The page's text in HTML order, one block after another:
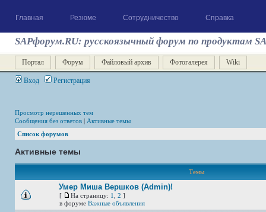
Главная Резюме Сотрудничество Справка
SAPфорум.RU: русскоязычный форум по продуктам
Портал Форум Файловый архив Фотогалерея Wiki
Вход Регистрация
Просмотр нерешенных тем
Сообщения без ответов | Активные темы
Список форумов
Активные темы
Темы
Умер Миша Вершков (Admin)!
[ На страницу: 1 2 ]
в форуме Важные объявления